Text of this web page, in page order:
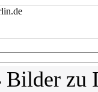
Bilder zu